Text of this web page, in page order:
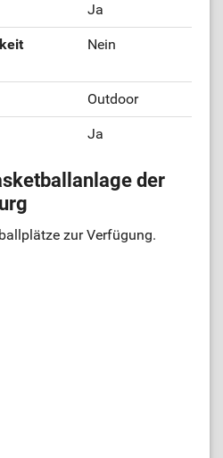
Ja
Nein
Outdoor
Ja
der
zur Verfügung.